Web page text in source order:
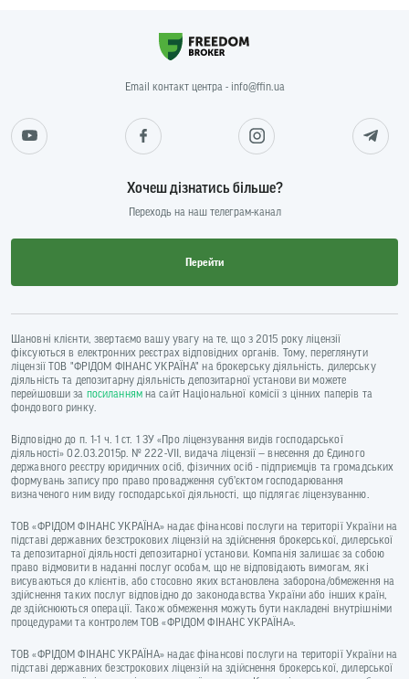
Email контакт центра - info@ffin.ua
Хочеш дізнатись більше?
Переходь на наш телеграм-канал
Перейти
Шановні клієнти, звертаємо вашу увагу на те, що з 2015 року ліцензії
фіксуються в електронних реєстрах відповідних органів. Тому, переглянути
ліцензії ТОВ "ФРІДОМ ФІНАНС УКРАЇНА" на брокерську діяльність, дилерську
діяльність та депозитарну діяльність депозитарної установи ви можете
перейшовши за посиланнямна сайт Національної комісії з цінних паперів та
фондового ринку.
Відповідно до п. 1-1 ч. 1 ст. 1 ЗУ «Про ліцензування видів господарської
діяльності» 02.03.2015р. № 222-VII, видача ліцензії — внесення до Єдиного
державного реєстру юридичних осіб, фізичних осіб - підприємців та громадських
формувань запису про право провадження суб’єктом господарювання
визначеного ним виду господарської діяльності, що підлягає ліцензуванню.
ТОВ «ФРІДОМ ФІНАНС УКРАЇНА» надає фінансові послуги на території України на
підставі державних безстрокових ліцензій на здійснення брокерської, дилерської
та депозитарної діяльності депозитарної установи. Компанія залишає за собою
право відмовити в наданні послуг особам, що не відповідають вимогам, які
висуваються до клієнтів, або стосовно яких встановлена заборона/обмеження на
здійснення таких послуг відповідно до законодавства України або інших країн,
де здійснюються операції. Також обмеження можуть бути накладені внутрішніми
процедурами та контролем ТОВ «ФРІДОМ ФІНАНС УКРАЇНА».
ТОВ «ФРІДОМ ФІНАНС УКРАЇНА» надає фінансові послуги на території України на
підставі державних безстрокових ліцензій на здійснення брокерської, дилерської